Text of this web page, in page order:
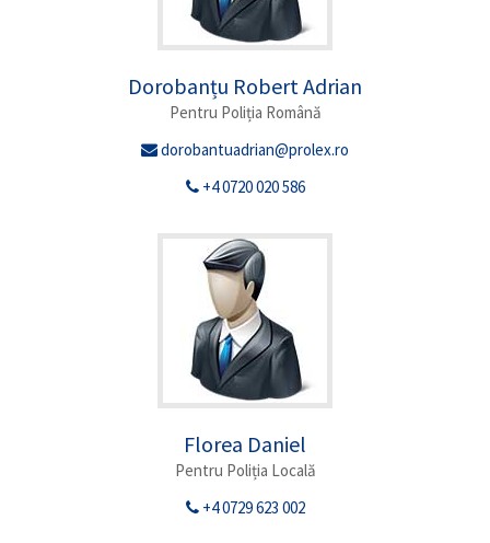
Dorobanțu Robert Adrian
Pentru Poliția Română
dorobantuadrian@prolex.ro
+4 0720 020 586
Florea Daniel
Pentru Poliția Locală
+4 0729 623 002